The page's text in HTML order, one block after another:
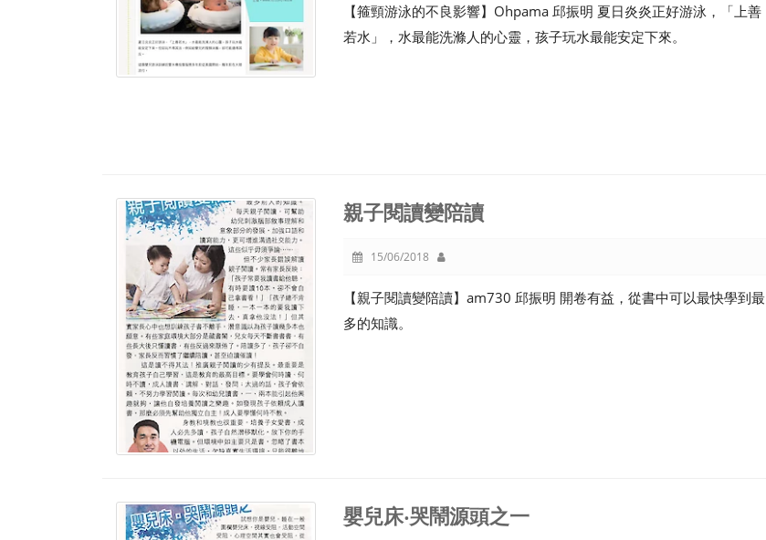
【箍頸游泳的不良影響】Ohpama 邱振明 夏日炎炎正好游泳，「上善
若水」，水最能洗滌人的心靈，孩子玩水最能安定下來。
親子閱讀變陪讀
15/06/2018
【親子閱讀變陪讀】am730 邱振明 開卷有益，從書中可以最快學到最
多的知識。
嬰兒床‧哭鬧源頭之一